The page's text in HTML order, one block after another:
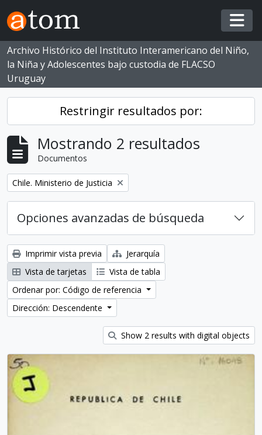
Skip to main content
Archivo Histórico del Instituto Interamericano del Niño,
la Niña y Adolescentes bajo custodia de FLACSO
Uruguay
Restringir resultados por:
Mostrando 2 resultados
Documentos
Eliminar filtro:
Chile. Ministerio de Justicia
Opciones avanzadas de búsqueda
Imprimir vista previa
Jerarquía
Vista de tarjetas
Vista de tabla
Ordenar por: Código de referencia
Dirección: Descendente
Show 2 results with digital objects